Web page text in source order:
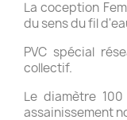
La coception
du sens du fil
PVC spécial
collectif.
Le diamètre
assainissement